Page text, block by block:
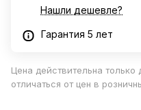
Нашли дешевле?
Гарантия 5 лет
Цена действительна
отличаться от цен в